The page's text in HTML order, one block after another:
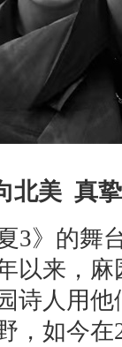
北美 真
3》的舞
以来，
诗人用
，如今